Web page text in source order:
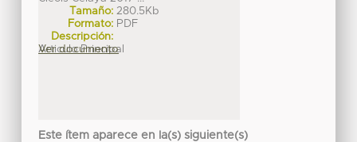
Tamaño: 280.5Kb
Formato: PDF
Descripción:
Articulo Principal
Ver documento
Este ítem aparece en la(s) siguiente(s)